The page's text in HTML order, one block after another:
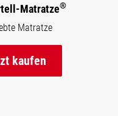
Matratze®
Matratze
kaufen